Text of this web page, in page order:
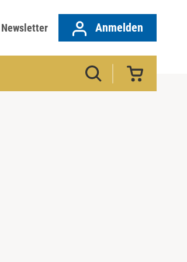
Newsletter Anmelden